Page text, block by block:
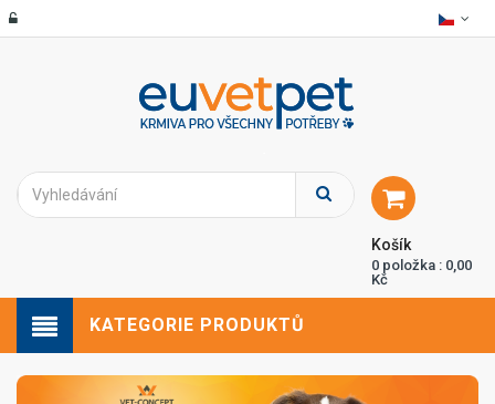
Košík
0 položka : 0,00
Kč
KATEGORIE PRODUKTŮ